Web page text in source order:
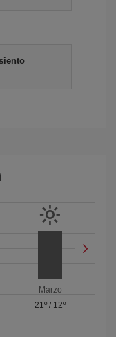
Marzo
21º / 12º